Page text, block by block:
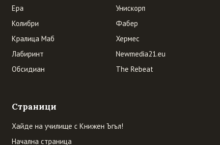
Ера
Колибри
Кралица Маб
Лабиринт
Обсидиан
Унискорп
Фабер
Хермес
Newmedia21.eu
The Rebeat
Страници
Хайде на училище с Книжен Ъгъл!
Начална страница